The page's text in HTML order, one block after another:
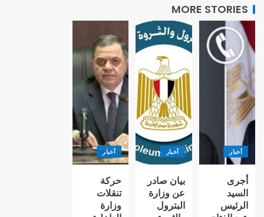
MORE STORIES
أخبار
أجرى
السيد
الرئيس
أخبار
بيان صادر
عن وزارة
البترول
أخبار
حركة
تنقلات
وزارة